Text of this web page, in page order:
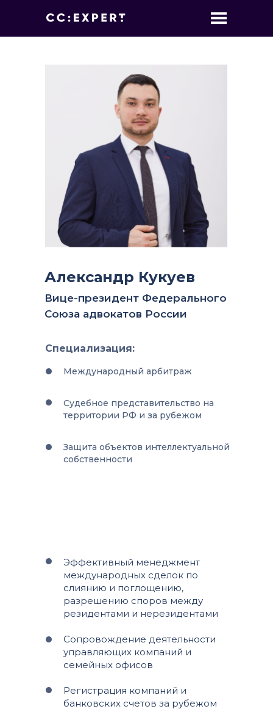
Александр Кукуев
Вице-президент Федерального
Союза адвокатов России
Специализация:
Международный арбитраж
Судебное представительство на
территории РФ и за рубежом
Эффективный менеджмент
международных сделок по
слиянию и поглощению,
разрешению споров между
резидентами и нерезидентами
Сопровождение деятельности
управляющих компаний и
семейных офисов
Регистрация компаний и
банковских счетов за рубежом
Защита объектов интеллектуальной
собственности